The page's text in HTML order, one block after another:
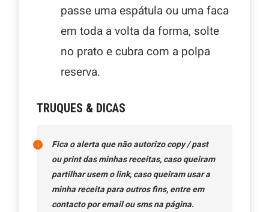
passe uma espátula ou uma faca
em toda a volta da forma, solte
no prato e cubra com a polpa
reserva.
TRUQUES & DICAS
Fica o alerta que não autorizo copy / past
ou print das minhas receitas, caso queiram
partilhar usem o link, caso queiram usar a
minha receita para outros fins, entre em
contacto por email ou sms na página.